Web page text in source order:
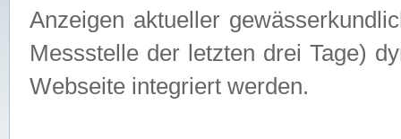
Anzeigen aktueller
Messstelle der letzten drei Tage)
Webseite integriert werden.